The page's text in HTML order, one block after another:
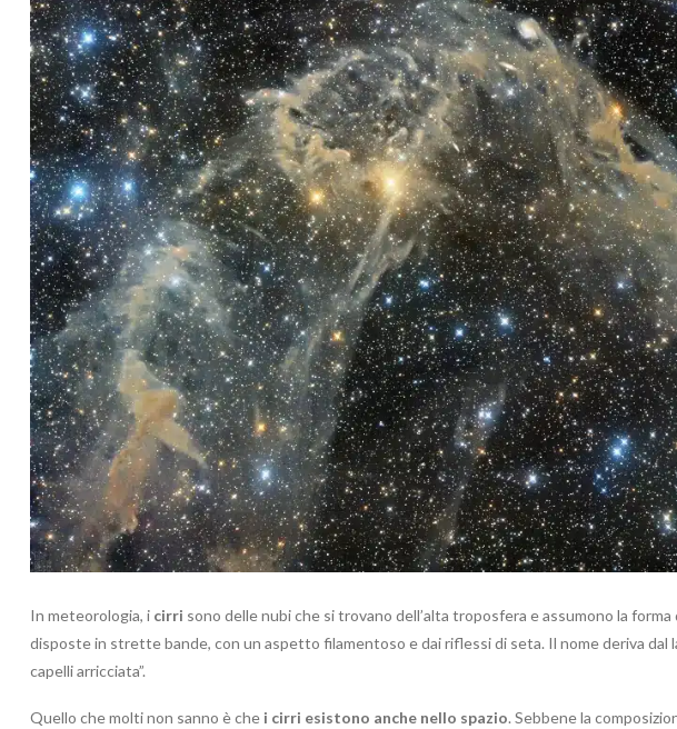
In meteorologia, i cirri sono delle nubi che si trovano dell’alta troposfera e assumono la
disposte in strette bande, con un aspetto filamentoso e dai riflessi di seta. Il nome deriva dal
capelli arricciata”.
Quello che molti non sanno è che i cirri esistono anche nello spazio. Sebbene la